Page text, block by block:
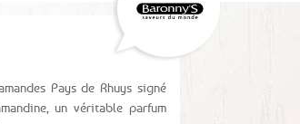
Pays de Rhuys signé
un véritable parfum